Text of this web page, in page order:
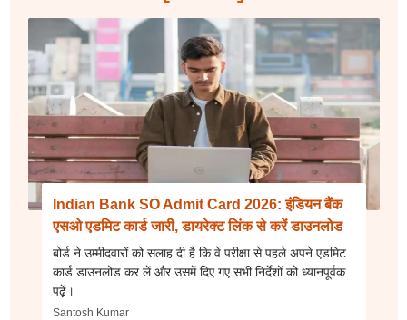
Indian Bank SO Admit Card 2026: इंडियन बैंक
एसओ एडमिट कार्ड जारी, डायरेक्ट लिंक से करें डाउनलोड
बोर्ड ने उम्मीदवारों को सलाह दी है कि वे परीक्षा से पहले अपने एडमिट
कार्ड डाउनलोड कर लें और उसमें दिए गए सभी निर्देशों को ध्यानपूर्वक
पढ़ें।
Santosh Kumar